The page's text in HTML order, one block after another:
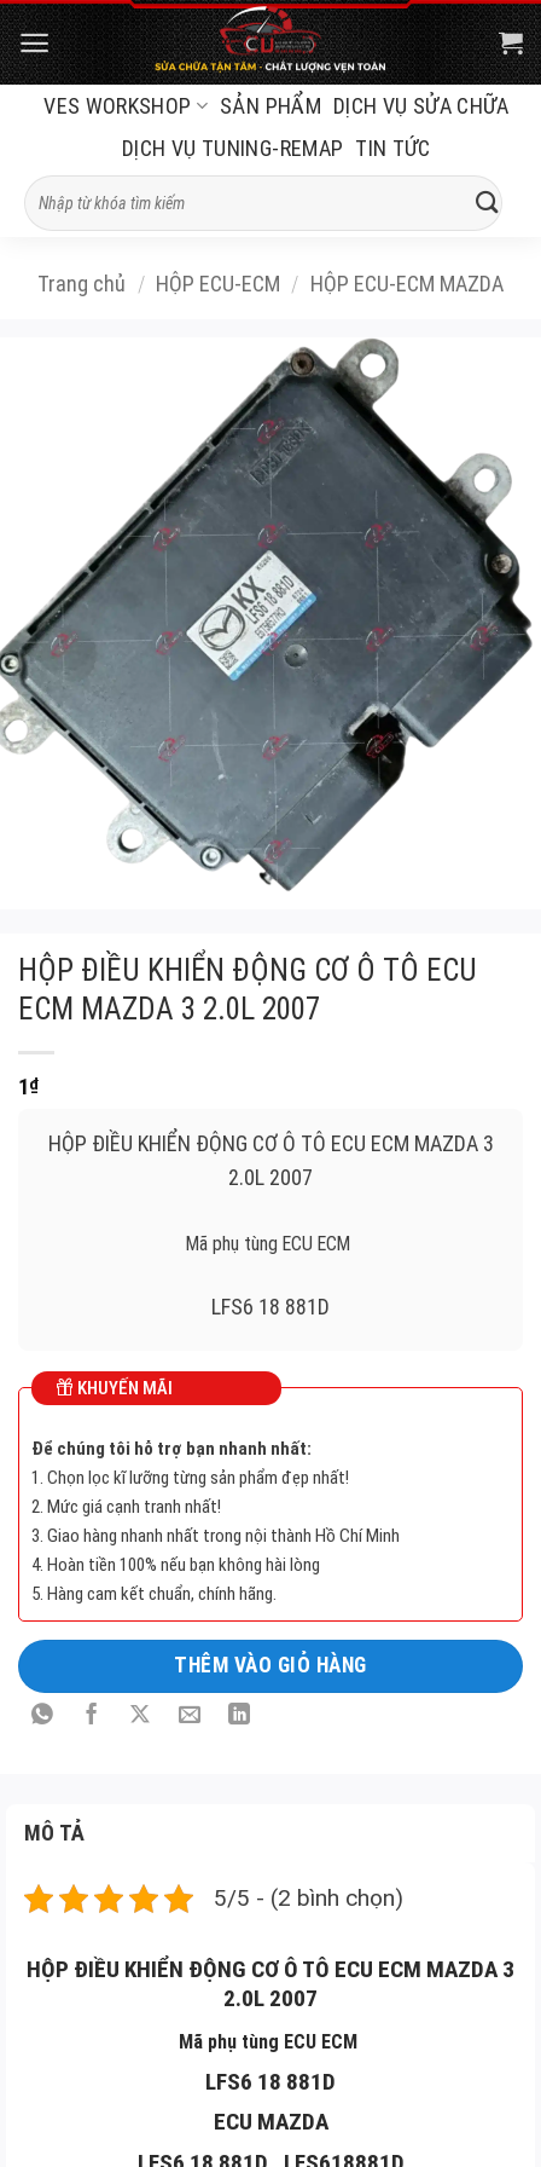
Bỏ
qua
nội
VES WORKSHOP SẢN PHẨM DỊCH VỤ SỬA CHỮA
DỊCH VỤ TUNING-REMAP TIN TỨC
Tìm
kiếm:
Trang chủ / HỘP ECU-ECM / HỘP ECU-ECM MAZDA
HỘP ĐIỀU KHIỂN ĐỘNG CƠ Ô TÔ ECU
ECM MAZDA 3 2.0L 2007
1₫
HỘP ĐIỀU KHIỂN ĐỘNG CƠ Ô TÔ ECU ECM MAZDA 3
2.0L 2007
Mã phụ tùng ECU ECM
LFS6 18 881D
ECUMAZDA
E6T56577H3
Long
Mô
tả
phẩm
KHUYẾN MÃI
Để chúng tôi hỗ trợ bạn nhanh nhất:
1. Chọn lọc kĩ lưỡng từng sản phẩm đẹp nhất!
2. Mức giá cạnh tranh nhất!
3. Giao hàng nhanh nhất trong nội thành Hồ Chí Minh
4. Hoàn tiền 100% nếu bạn không hài lòng
5. Hàng cam kết chuẩn, chính hãng.
THÊM VÀO GIỎ HÀNG
MÔ TẢ
5/5 - (2 bình chọn)
HỘP ĐIỀU KHIỂN ĐỘNG CƠ Ô TÔ ECU ECM MAZDA 3
2.0L 2007
Mã phụ tùng ECU ECM
LFS6 18 881D
ECU MAZDA